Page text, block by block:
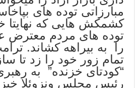
مبارزاتی توده های
کشمکش هایی که نهایتا
توده های مردم معترض
را به بیراهه کشاند.
تمام زور خود را زد تا
“کودتای خزنده” به
رئیس مجلس ونزوئلا